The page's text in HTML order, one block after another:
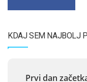
KDAJ SEM NAJBOLJ
Prvi dan